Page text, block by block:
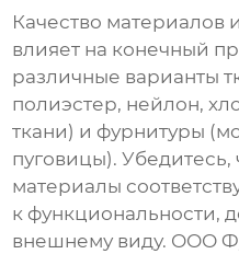
Качество
влияет на конечный
различные варианты
полиэстер, нейлон,
ткани) и фурнитуры
пуговицы).
материалы
к функциональности,
внешнему виду. ООО